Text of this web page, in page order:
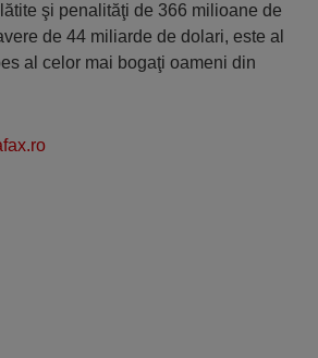
şi penalităţi de 366 milioane de
de 44 miliarde de dolari, este al
al celor mai bogaţi oameni din